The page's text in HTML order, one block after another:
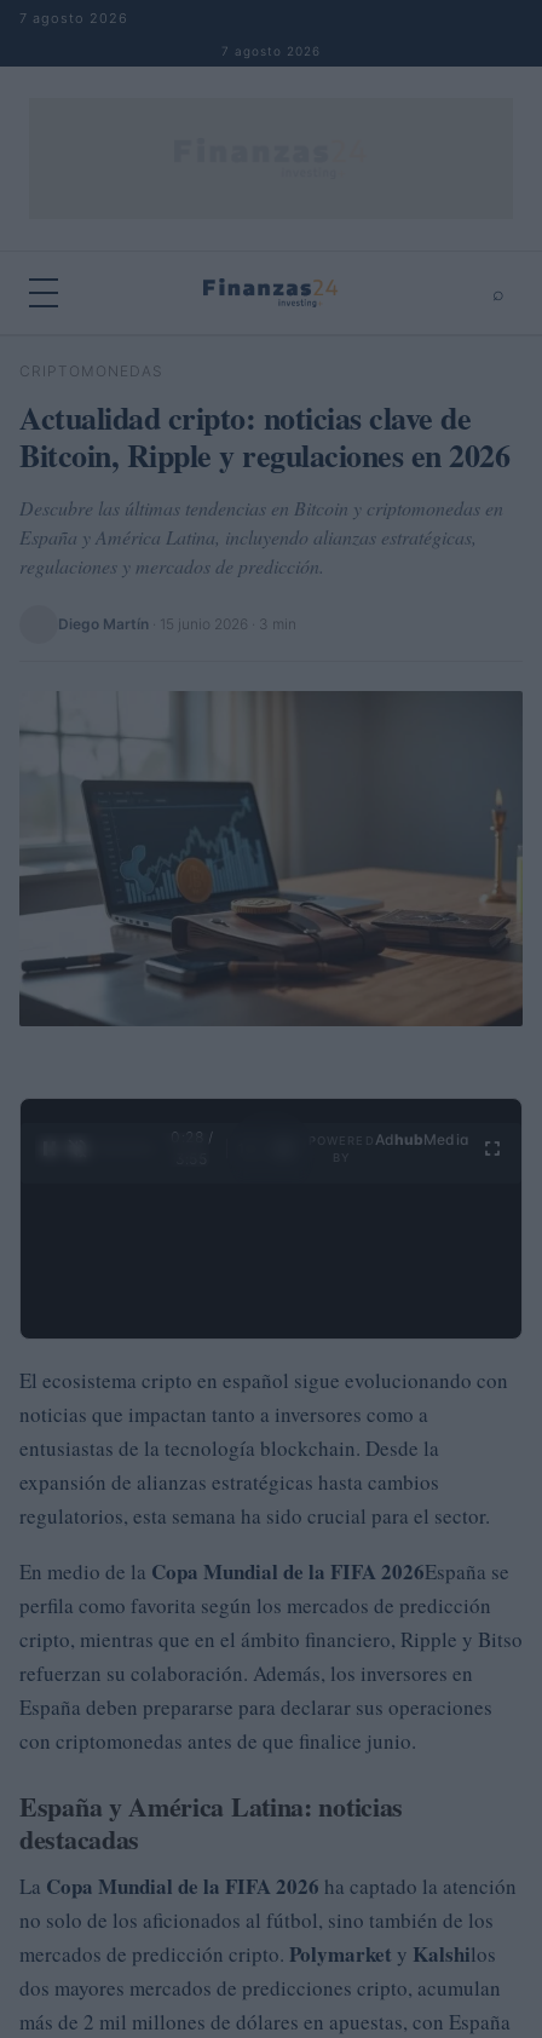
Saltar al contenido
7 agosto 2026
7 agosto 2026
⌕
Buscar
CRIPTOMONEDAS
Actualidad cripto: noticias clave de
Bitcoin, Ripple y regulaciones en 2026
Descubre las últimas tendencias en Bitcoin y criptomonedas en
España y América Latina, incluyendo alianzas estratégicas,
regulaciones y mercados de predicción.
Diego Martín 15 junio 2026 · 3 min
0:29 /
Ad hubMedia
El ecosistema cripto en español sigue evolucionando con
noticias que impactan tanto a inversores como a
entusiastas de la tecnología blockchain. Desde la
expansión de alianzas estratégicas hasta cambios
regulatorios, esta semana ha sido crucial para el sector.
En medio de la Copa Mundial de la FIFA 2026España se
perfila como favorita según los mercados de predicción
cripto, mientras que en el ámbito financiero, Ripple y Bitso
refuerzan su colaboración. Además, los inversores en
España deben prepararse para declarar sus operaciones
con criptomonedas antes de que finalice junio.
España y América Latina: noticias
destacadas
La Copa Mundial de la FIFA 2026 ha captado la atención
no solo de los aficionados al fútbol, sino también de los
mercados de predicción cripto. Polymarket y Kalshilos
dos mayores mercados de predicciones cripto, acumulan
más de 2 mil millones de dólares en apuestas, con España